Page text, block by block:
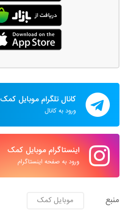
کانال تلگرام موبایل کمک
ورود به کانال
اینستاگرام موبایل کمک
ورود به صفحه اینستاگرام
منبع موبایل کمک